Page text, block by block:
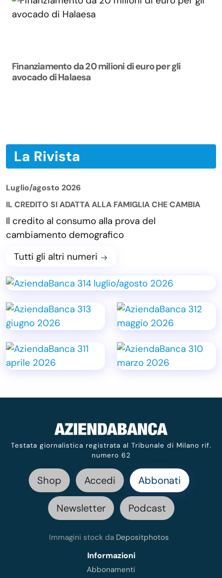
Finanziamento da 20 milioni di euro per gli
avocado di Halaesa
La Rivista
Luglio/agosto 2026
IL CREDITO SI ADATTA ALLA FAMIGLIA CHE CAMBIA
Il credito al consumo alla prova del
cambiamento demografico
Tutti gli altri numeri
Testata giornalistica registrata al Tribunale di Milano rif.
numero 62
Shop Accedi Abbonati
Newsletter Podcast
Immagini stock da Depositphotos
Informazioni
Abbonamenti